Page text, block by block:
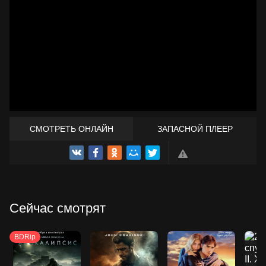
СМОТРЕТЬ ОНЛАЙН ЗАПАСНОЙ ПЛЕЕР
ТРЕЙЛЕР
Сейчас смотрят
BDRip